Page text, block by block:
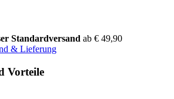
Standardversand ab € 49,90
& Lieferung
Vorteile